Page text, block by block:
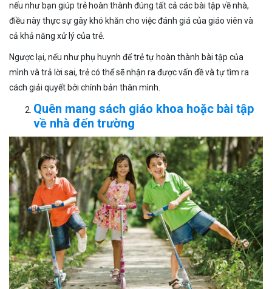
nếu như bạn giúp trẻ hoàn thành đúng tất cả các bài tập về nhà,
điều này thực sự gây khó khăn cho việc đánh giá của giáo viên và
cả khả năng xử lý của trẻ.
Ngược lại, nếu như phụ huynh để trẻ tự hoàn thành bài tập của
mình và trả lời sai, trẻ có thể sẽ nhận ra được vấn đề và tự tìm ra
cách giải quyết bởi chính bản thân mình.
Quên mang sách giáo khoa hoặc bài tập
về nhà đến trường